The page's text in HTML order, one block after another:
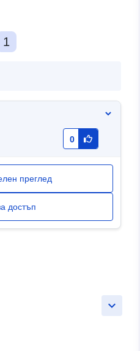
1
0
преглед
достъп
keyboard_arrow_down